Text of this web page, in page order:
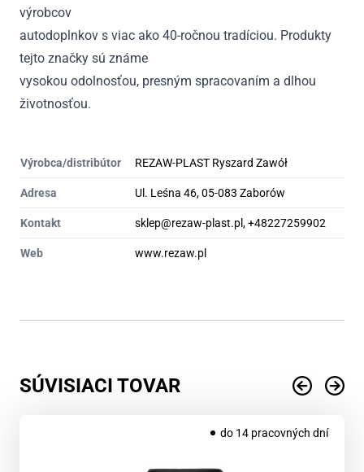
výrobcov
autodoplnkov s viac ako 40-ročnou tradíciou. Produkty
tejto značky sú známe
vysokou odolnosťou, presným spracovaním a dlhou
životnosťou.
Výrobca/distribútor REZAW-PLAST Ryszard Zawół
Adresa Ul. Leśna 46, 05-083 Zaborów
Kontakt sklep@rezaw-plast.pl, +48227259902
Web www.rezaw.pl
SÚVISIACI TOVAR
do 14 pracovných dní